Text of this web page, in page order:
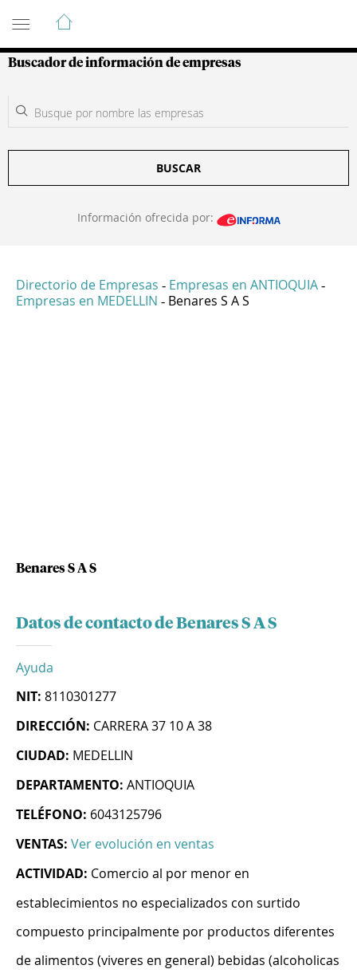
Guía de Empresas Colombianas
Buscador de información de empresas
BUSCAR
Información ofrecida por:
Directorio de Empresas - Empresas en ANTIOQUIA -
Empresas en MEDELLIN - Benares S A S
Benares S A S
Datos de contacto de Benares S A S
Ayuda
NIT: 8110301277
DIRECCIÓN: CARRERA 37 10 A 38
CIUDAD: MEDELLIN
DEPARTAMENTO: ANTIOQUIA
TELÉFONO: 6043125796
VENTAS: Ver evolución en ventas
ACTIVIDAD: Comercio al por menor en
establecimientos no especializados con surtido
compuesto principalmente por productos diferentes
de alimentos (viveres en general) bebidas (alcoholicas